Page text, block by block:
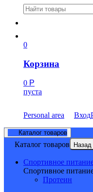
0
Корзина
0 Р
пуста
Personal area Вход
Каталог товаров
Каталог товаров Назад
Спортивное
Спортивное
Протеин